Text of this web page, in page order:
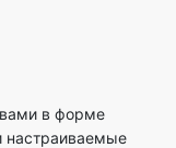
в форме
настраиваемые